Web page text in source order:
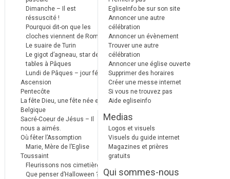
Dimanche – Il est
réssuscité !
Pourquoi dit-on que les
cloches viennent de Rome ?
Le suaire de Turin
Le gigot d’agneau, star des
tables à Pâques
Lundi de Pâques – jour férié
Ascension
Pentecôte
La fête Dieu, une fête née en
Belgique
Sacré-Coeur de Jésus – Il
nous a aimés.
Où fêter l’Assomption
Marie, Mère de l’Eglise
Toussaint
Fleurissons nos cimetières
Que penser d’Halloween ?
EgliseInfo.be sur son site
Annoncer une autre
célébration
Annoncer un évènement
Trouver une autre
célébration
Annoncer une église ouverte
Supprimer des horaires
Créer une messe internet
Si vous ne trouvez pas
Aide egliseinfo
Medias
Logos et visuels
Visuels du guide internet
Magazines et prières
gratuits
Qui sommes-nous